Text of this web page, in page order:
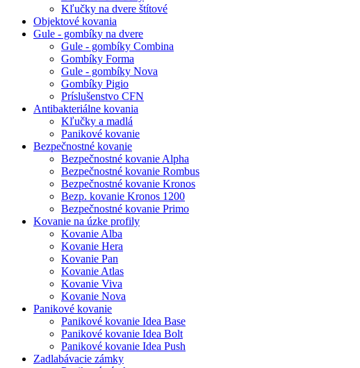
Kľučky na dvere štítové
Objektové kovania
Gule - gombíky na dvere
Gule - gombíky Combina
Gombíky Forma
Gule - gombíky Nova
Gombíky Pigio
Príslušenstvo CFN
Antibakteriálne kovania
Kľučky a madlá
Panikové kovanie
Bezpečnostné kovanie
Bezpečnostné kovanie Alpha
Bezpečnostné kovanie Rombus
Bezpečnostné kovanie Kronos
Bezp. kovanie Kronos 1200
Bezpečnostné kovanie Primo
Kovanie na úzke profily
Kovanie Alba
Kovanie Hera
Kovanie Pan
Kovanie Atlas
Kovanie Viva
Kovanie Nova
Panikové kovanie
Panikové kovanie Idea Base
Panikové kovanie Idea Bolt
Panikové kovanie Idea Push
Zadlabávacie zámky